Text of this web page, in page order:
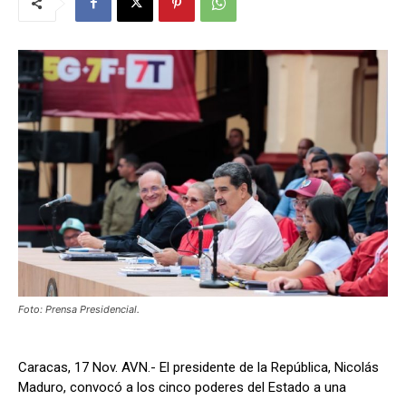
Foto: Prensa Presidencial.
Caracas, 17 Nov. AVN.- El presidente de la República, Nicolás
Maduro, convocó a los cinco poderes del Estado a una